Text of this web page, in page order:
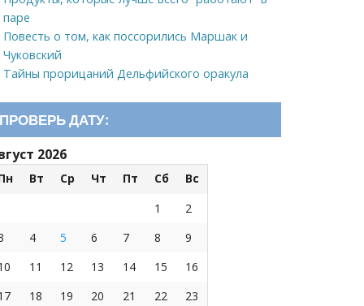
паре
Повесть о том, как поссорились Маршак и
Чуковский
Тайны прорицаний Дельфийского оракула
ПРОВЕРЬ ДАТУ:
2026
Вт Ср Чт Пт Сб
Вс
1
2
4 5 6 7 8
9
11 12 13 14 15
16
18 19 20 21 22
23